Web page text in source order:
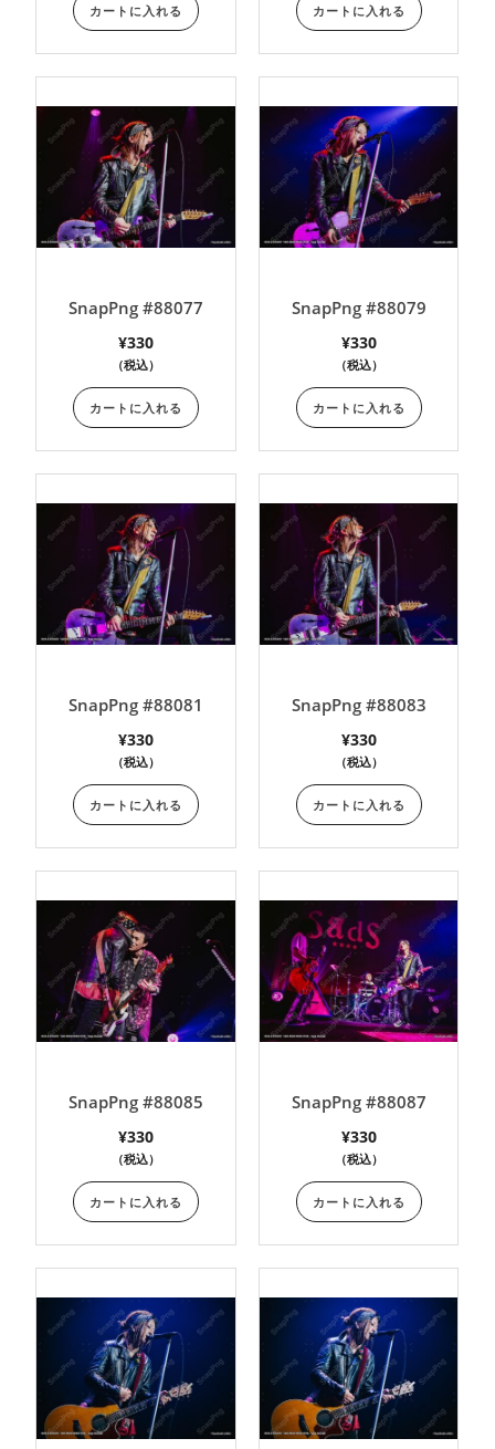
カートに入れる カートに入れる
SnapPng #88077
¥330
（税込）
カートに入れる
SnapPng #88079
¥330
（税込）
カートに入れる
SnapPng #88081
¥330
（税込）
カートに入れる
SnapPng #88083
¥330
（税込）
カートに入れる
SnapPng #88085
¥330
（税込）
カートに入れる
SnapPng #88087
¥330
（税込）
カートに入れる